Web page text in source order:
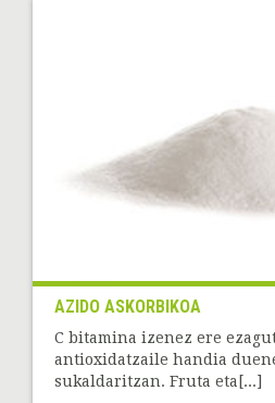
AZIDO ASKORBIKOA
C bitamina izenez ere
antioxidatzaile handia
sukaldaritzan. Fruta eta[...]